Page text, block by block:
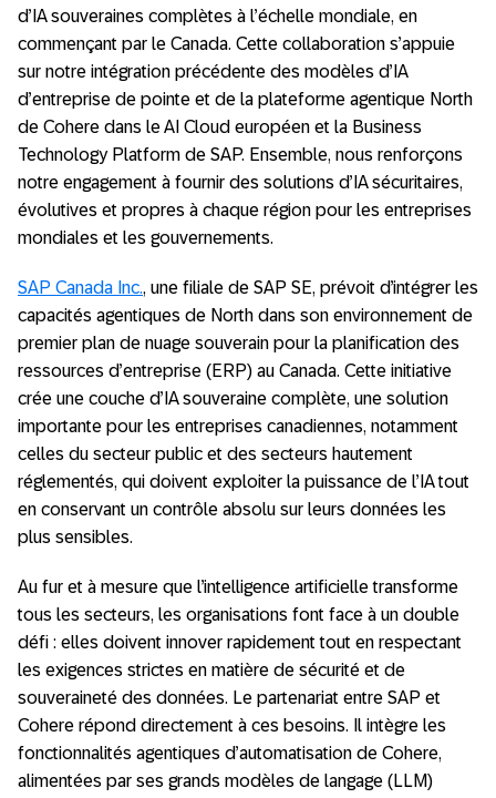
d’IA souveraines complètes à l’échelle mondiale, en
commençant par le Canada. Cette collaboration s’appuie
sur notre intégration précédente des modèles d’IA
d’entreprise de pointe et de la plateforme agentique North
de Cohere dans le AI Cloud européen et la Business
Technology Platform de SAP. Ensemble, nous renforçons
notre engagement à fournir des solutions d’IA sécuritaires,
évolutives et propres à chaque région pour les entreprises
mondiales et les gouvernements.
SAP Canada Inc., une filiale de SAP SE, prévoit d’intégrer les
capacités agentiques de North dans son environnement de
premier plan de nuage souverain pour la planification des
ressources d’entreprise (ERP) au Canada. Cette initiative
crée une couche d’IA souveraine complète, une solution
importante pour les entreprises canadiennes, notamment
celles du secteur public et des secteurs hautement
réglementés, qui doivent exploiter la puissance de l’IA tout
en conservant un contrôle absolu sur leurs données les
plus sensibles.
Au fur et à mesure que l’intelligence artificielle transforme
tous les secteurs, les organisations font face à un double
défi : elles doivent innover rapidement tout en respectant
les exigences strictes en matière de sécurité et de
souveraineté des données. Le partenariat entre SAP et
Cohere répond directement à ces besoins. Il intègre les
fonctionnalités agentiques d’automatisation de Cohere,
alimentées par ses grands modèles de langage (LLM)